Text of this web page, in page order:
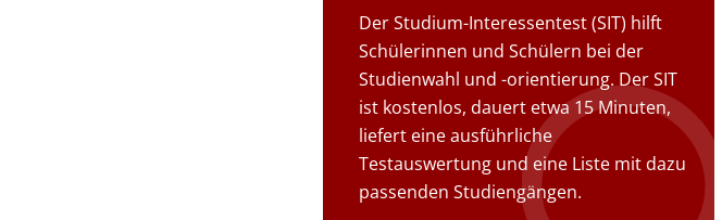
Der Studium-Interessentest (SIT) hilft
Schülerinnen und Schülern bei der
Studienwahl und -orientierung. Der SIT
ist kostenlos, dauert etwa 15 Minuten,
liefert eine ausführliche
Testauswertung und eine Liste mit dazu
passenden Studiengängen.